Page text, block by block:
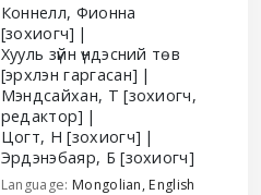
Коннелл, Фионна
[зохиогч]
Хууль зүйн үндэсний төв
[эрхлэн гаргасан]
Мэндсайхан, Т [зохиогч,
редактор]
Цогт, Н [зохиогч]
Эрдэнэбаяр, Б [зохиогч]
Language: Mongolian,English